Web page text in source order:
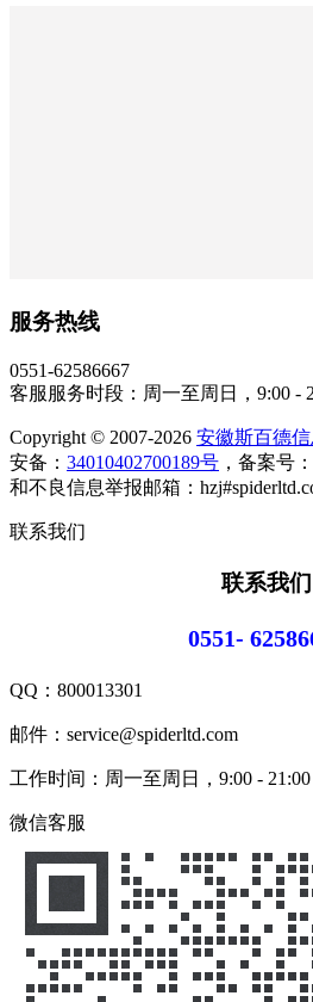
服务热线
0551-62586667
客服服务时段：周一至周日，9:00 -
Copyright © 2007-2026 安徽斯百德
安备： 34010402700189号 ，备案号：
和不良信息举报邮箱：
联系我们
联系我们
0551-
QQ： 800013301
邮件：service@spiderltd.com
工作时间：周一至周日，9:00 -
微信客服